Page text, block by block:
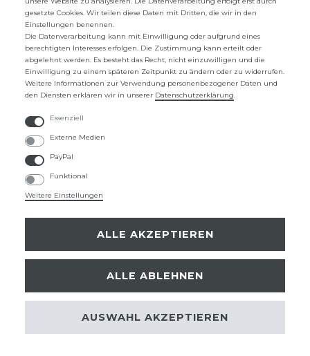
WIDERRUFS­FORMULAR
ZAHLUNG UND VERSAND
UNTERNEHMEN
ÜBER UNS
SICHER EINKAUFEN
© Copyright 2026 Deta Schmuck bydigi-lime| Alle Rechte vorbehalten.
gesetzte Cookies. Wir teilen diese Daten mit Dritten, die wir in den
Einstellungen benennen.
Die Datenverarbeitung kann mit Einwilligung oder aufgrund eines
berechtigten Interesses erfolgen. Die Zustimmung kann erteilt oder
abgelehnt werden. Es besteht das Recht, nicht einzuwilligen und die
Einwilligung zu einem späteren Zeitpunkt zu ändern oder zu widerrufen.
Weitere Informationen zur Verwendung personenbezogener Daten und
den Diensten erklären wir in unserer Daten­schutz­erklärung.
Essenziell
Externe Medien
PayPal
Funktional
Weitere Einstellungen
ALLE AKZEPTIEREN
ALLE ABLEHNEN
AUSWAHL AKZEPTIEREN